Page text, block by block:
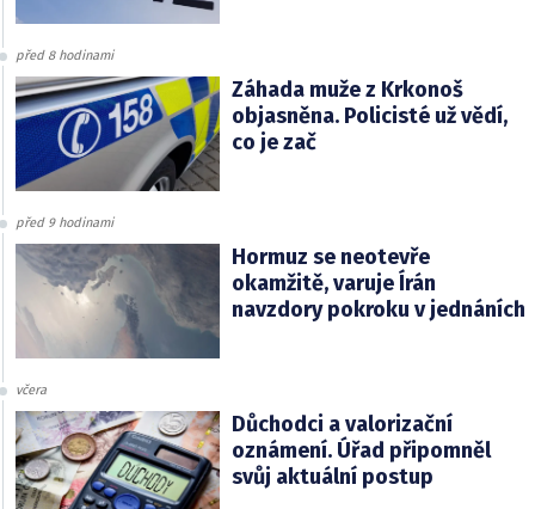
před 8 hodinami
Záhada muže z Krkonoš
objasněna. Policisté už vědí,
co je zač
před 9 hodinami
Hormuz se neotevře
okamžitě, varuje Írán
navzdory pokroku v jednáních
včera
Důchodci a valorizační
oznámení. Úřad připomněl
svůj aktuální postup